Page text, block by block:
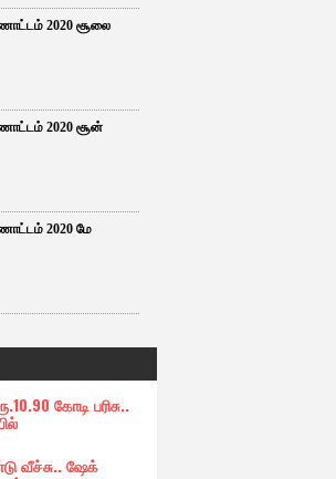
2020 சூலை
2020 சூன்
2020 மே
கோடி பரிசு..
வீச்சு.. ஷேக்